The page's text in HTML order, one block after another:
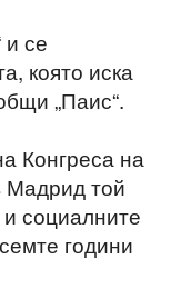
и се
която иска
„Паис“.
Конгреса на
Мадрид той
социалните
години